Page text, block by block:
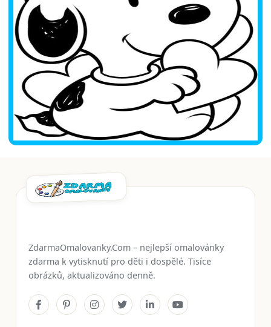
ZdarmaOmalovanky.Com – nejlepší omalovánky
zdarma k vytisknutí pro děti i dospělé. Tisíce
obrázků, aktualizováno denně.